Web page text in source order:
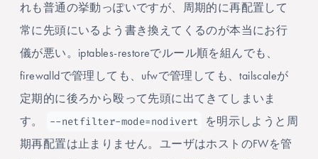
れも普通の挙動っぽいですが、周期的に再配置して
常に先頭にいるよう書き換えてくるのが本当にお行
儀が悪い。iptables-restoreでルール順を組んでも、
firewalldで管理しても、ufwで管理しても、tailscaleが
定期的に後ろから殴って先頭に出てきてしまいま
す。
--netfilter-mode=nodivert
を明示しようと周
期再配置は止まりません。ユーザはホストのFWを管